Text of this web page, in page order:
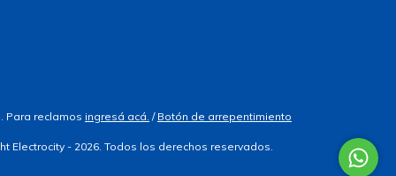
Para reclamos ingresá acá. / Botón de arrepentimiento
Electrocity - 2026. Todos los derechos reservados.